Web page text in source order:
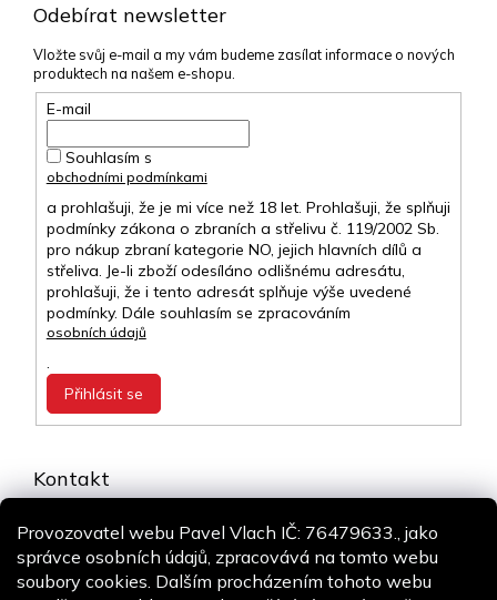
Provozovatel webu Pavel Vlach IČ: 76479633., jako
správce osobních údajů, zpracovává na tomto webu
soubory cookies. Dalším procházením tohoto webu
Odebírat newsletter
Vložte svůj e-mail a my vám budeme zasílat informace o nových
produktech na našem e-shopu.
E-mail
Souhlasím s
obchodními podmínkami
a prohlašuji, že je mi více než 18 let. Prohlašuji, že splňuji
podmínky zákona o zbraních a střelivu č. 119/2002 Sb.
pro nákup zbraní kategorie NO, jejich hlavních dílů a
střeliva. Je-li zboží odesíláno odlišnému adresátu,
prohlašuji, že i tento adresát splňuje výše uvedené
podmínky. Dále souhlasím se zpracováním
osobních údajů
.
Přihlásit se
Kontakt
+420 775 106 530
Staň se fanouškem